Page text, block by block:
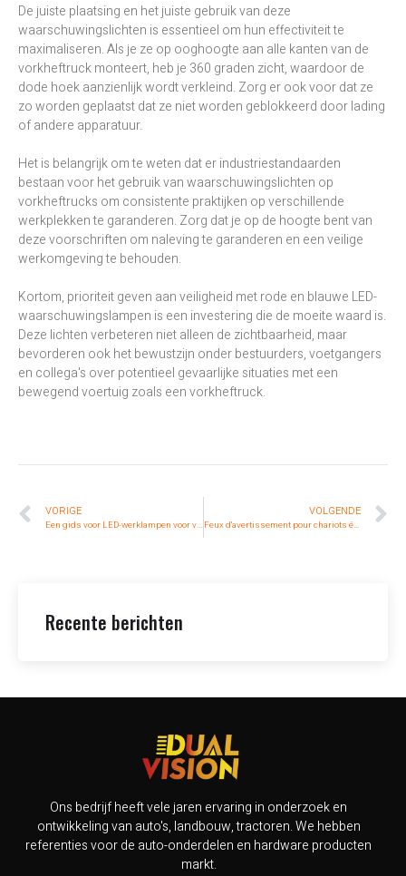
De juiste plaatsing en het juiste gebruik van deze
waarschuwingslichten is essentieel om hun effectiviteit te
maximaliseren. Als je ze op ooghoogte aan alle kanten van de
vorkheftruck monteert, heb je 360 graden zicht, waardoor de
dode hoek aanzienlijk wordt verkleind. Zorg er ook voor dat ze
zo worden geplaatst dat ze niet worden geblokkeerd door lading
of andere apparatuur.
Het is belangrijk om te weten dat er industriestandaarden
bestaan voor het gebruik van waarschuwingslichten op
vorkheftrucks om consistente praktijken op verschillende
werkplekken te garanderen. Zorg dat je op de hoogte bent van
deze voorschriften om naleving te garanderen en een veilige
werkomgeving te behouden.
Kortom, prioriteit geven aan veiligheid met rode en blauwe LED-
waarschuwingslampen is een investering die de moeite waard is.
Deze lichten verbeteren niet alleen de zichtbaarheid, maar
bevorderen ook het bewustzijn onder bestuurders, voetgangers
en collega's over potentieel gevaarlijke situaties met een
bewegend voertuig zoals een vorkheftruck.
VORIGE
Een gids voor LED-werklampen voor vrachtwagens en auto's
VOLGENDE
Feux d'avertissement pour chariots élévateurs: Comment les LED rouges et bleues assurent la sécurité de votre lieu de travail
Recente berichten
Ons bedrijf heeft vele jaren ervaring in onderzoek en
ontwikkeling van auto's, landbouw, tractoren. We hebben
referenties voor de auto-onderdelen en hardware producten
markt.